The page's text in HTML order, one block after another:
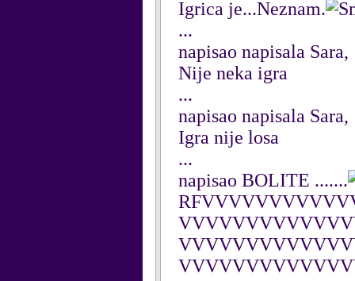
Igrica je...Neznam.
...
napisao napisala
Nije neka igra
...
napisao napisala
Igra nije losa
...
napisao BOLITE .......